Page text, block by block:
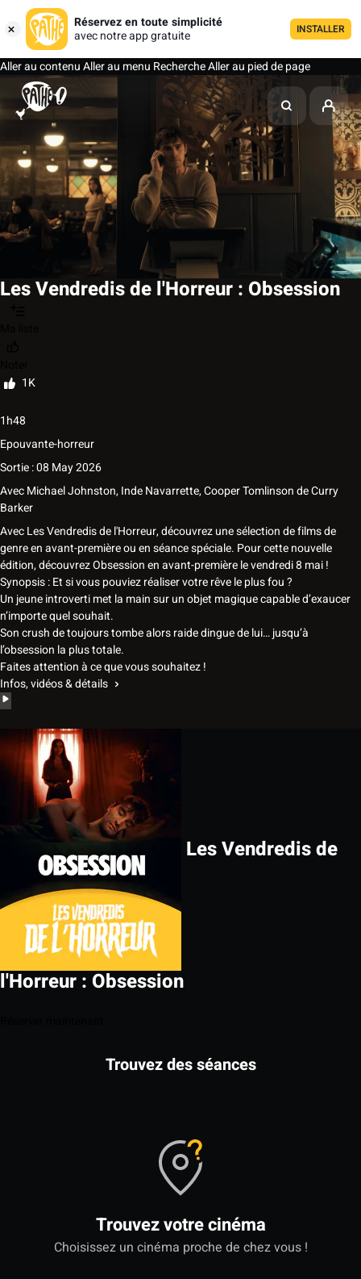
Réservez en toute simplicité
avec notre app gratuite
INSTALLER
Aller au contenuAller au menu RechercheAller au pied de page
Les Vendredis de l'Horreur : Obsession
1K
1h48
Epouvante-horreur
Sortie : 08 May 2026
AvecMichael Johnston, Inde Navarrette, Cooper TomlinsondeCurry
Barker
Avec Les Vendredis de l'Horreur, découvrez une sélection de films de
genre en avant-première ou en séance spéciale. Pour cette nouvelle
édition, découvrez Obsession en avant-première le vendredi 8 mai !
Synopsis : Et si vous pouviez réaliser votre rêve le plus fou ?
Un jeune introverti met la main sur un objet magique capable d’exaucer
n’importe quel souhait.
Son crush de toujours tombe alors raide dingue de lui… jusqu’à
l’obsession la plus totale.
Faites attention à ce que vous souhaitez !
Infos, vidéos & détails
Les Vendredis de
l'Horreur : Obsession
Trouvez des séances
Trouvez votre cinéma
Choisissez un cinéma proche de chez vous !